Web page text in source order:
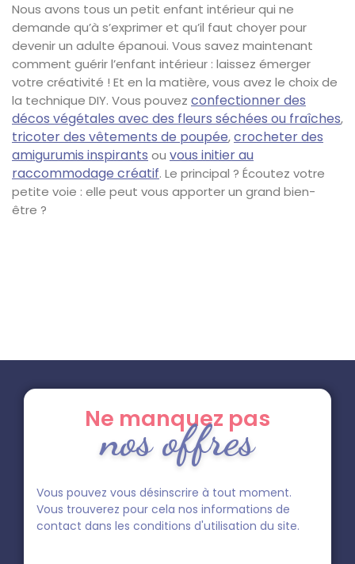
Nous avons tous un petit enfant intérieur qui ne
demande qu’à s’exprimer et qu’il faut choyer pour
devenir un adulte épanoui. Vous savez maintenant
comment guérir l’enfant intérieur : laissez émerger
votre créativité ! Et en la matière, vous avez le choix de
la technique DIY. Vous pouvez confectionner des
décos végétales avec des fleurs séchées ou fraîches,
tricoter des vêtements de poupée,crocheter des
amigurumis inspirants ou vous initier au
raccommodage créatif. Le principal ? Écoutez votre
petite voie : elle peut vous apporter un grand bien-
être ?
Ne manquez pas
nos offres
Vous pouvez vous désinscrire à tout moment.
Vous trouverez pour cela nos informations de
contact dans les conditions d'utilisation du site.